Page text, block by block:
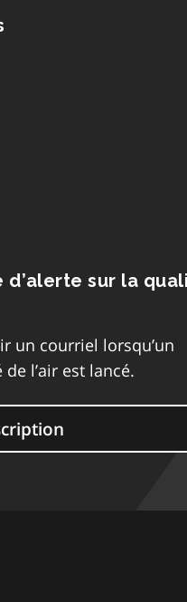
d’alerte sur la
un courriel lorsqu’un
l’air est lancé.